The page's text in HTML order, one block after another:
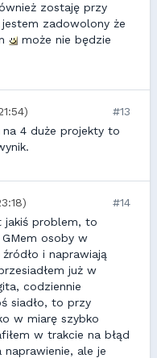
zostaję przy
zadowolony że
może nie będzie
#13
4 duże projekty to
#14
jakiś problem, to
osoby w
i naprawiają
już w
codziennie
siadło, to przy
w miarę szybko
w trakcie na błąd
ale je